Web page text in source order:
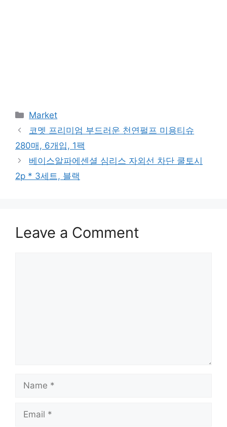
Categories
Market
코멧 프리미엄 부드러운 천연펄프 미용티슈
280매, 6개입, 1팩
베이스알파에센셜 심리스 자외선 차단 쿨토시
2p * 3세트, 블랙
Leave a Comment
Name
Email